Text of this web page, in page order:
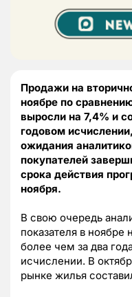
Продажи на
ноябре по
выросли на 7,4% и
годовом
ожидания
покупателей
срока действия
ноября.
В свою очередь
показателя в
более чем за два
исчислении. В
рынке жилья